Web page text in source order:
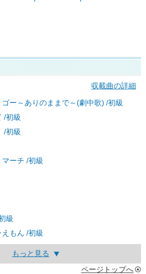
収載曲の詳細
ー～ありのままで～(劇中歌) /初級
/初級
/初級
ーチ /初級
級
もん /初級
もっと見る
ページトップへ